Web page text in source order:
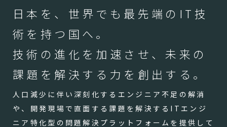
日本を、世界でも最先端のIT技
術を持つ国へ。
技術の進化を加速させ、未来の
課題を解決する力を創出する。
人口減少に伴い深刻化するエンジニア不足の解消
や、開発現場で直面する課題を解決するITエンジ
ニア特化型の問題解決プラットフォームを提供して